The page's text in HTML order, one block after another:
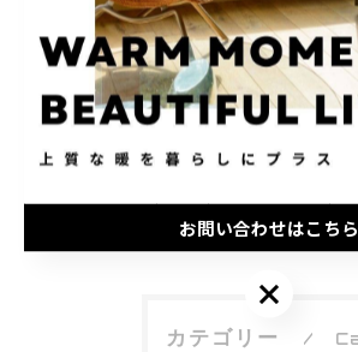
ペレット／ペレットストーブ 薪／薪ストーブ
一覧に戻る
カテゴリー
お問い合わせはこちら
お問い合わせはこちら